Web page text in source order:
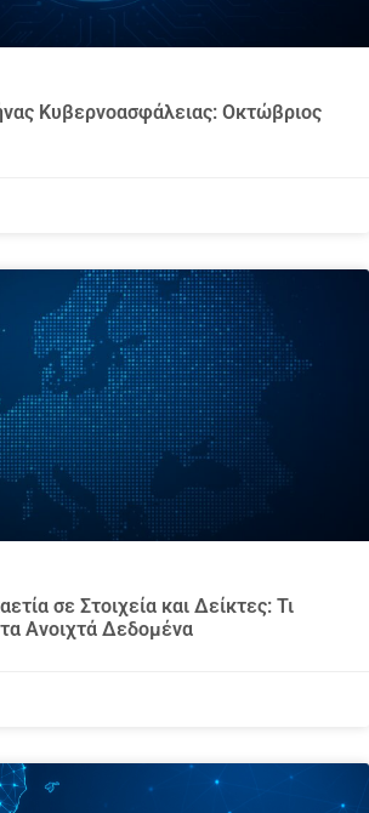
Κυβερνοασφάλειας: Οκτώβριος
σε Στοιχεία και Δείκτες: Τι
Ανοιχτά Δεδομένα